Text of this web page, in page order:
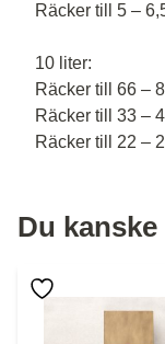
Räcker till 5 –
10 liter:
Räcker till 66 –
Räcker till 33 –
Räcker till 22 –
Du
Den här